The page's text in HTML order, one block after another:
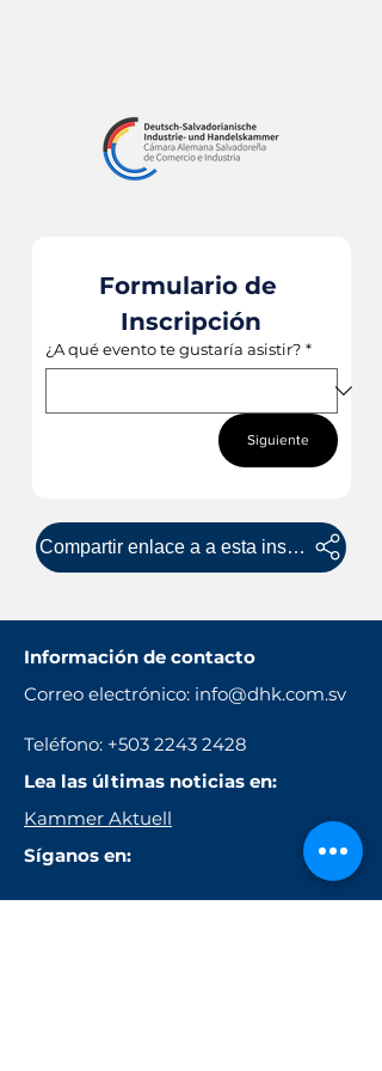
Formulario de
Inscripción
¿A qué evento te gustaría asistir? *
Siguiente
Compartir enlace a a esta inscripción
Información de contacto
Correo electrónico: info@dhk.com.sv
Teléfono: +503 2243 2428
Lea las últimas noticias en:
Kammer Aktuell
Síganos en: